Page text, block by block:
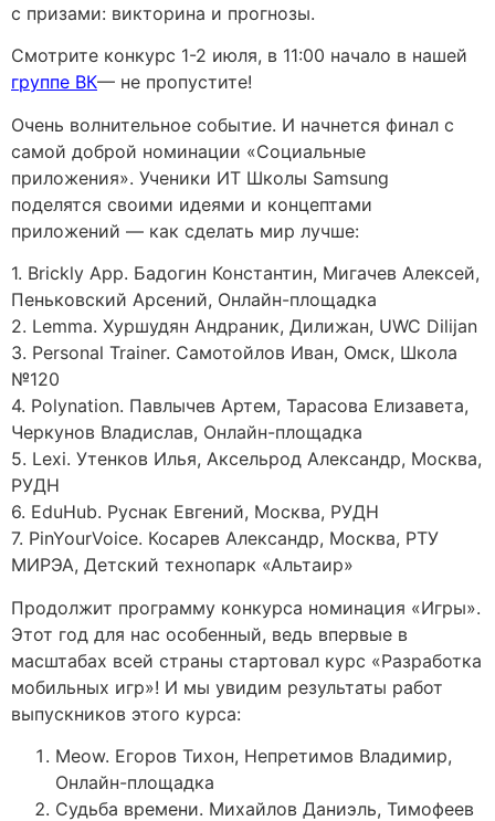
с призами: викторина и прогнозы.
Смотрите конкурс 1-2 июля, в 11:00 начало в нашей
группе ВК— не пропустите!
Очень волнительное событие. И начнется финал с
самой доброй номинации «Социальные
приложения». Ученики ИТ Школы Samsung
поделятся своими идеями и концептами
приложений — как сделать мир лучше:
1. Brickly App. Бадогин Константин, Мигачев Алексей,
Пеньковский Арсений, Онлайн-площадка
2. Lemma. Хуршудян Андраник, Дилижан, UWC Dilijan
3. Personal Trainer. Самотойлов Иван, Омск, Школа
№120
4. Polynation. Павлычев Артем, Тарасова Елизавета,
Черкунов Владислав, Онлайн-площадка
5. Lexi. Утенков Илья, Аксельрод Александр, Москва,
РУДН
6. EduHub. Руснак Евгений, Москва, РУДН
7. PinYourVoice. Косарев Александр, Москва, РТУ
МИРЭА, Детский технопарк «Альтаир»
Продолжит программу конкурса номинация «Игры».
Этот год для нас особенный, ведь впервые в
масштабах всей страны стартовал курс «Разработка
мобильных игр»! И мы увидим результаты работ
выпускников этого курса:
Meow. Егоров Тихон, Непретимов Владимир,
Онлайн-площадка
Судьба времени. Михайлов Даниэль, Тимофеев